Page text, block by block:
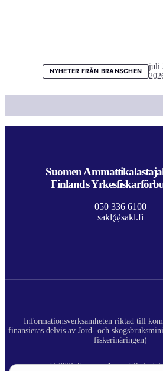
NYHETER FRÅN BRANSCHEN
juli
Suomen
Finlands
050 336 6100
sakl@sakl.fi
Informationsverksamheten riktad till
finansieras delvis av Jord- och
fiskerinäringen)
© 2026 Suomen